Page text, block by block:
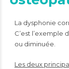
La dysphonie
C’est l’exemple
ou diminuée.
Les deux